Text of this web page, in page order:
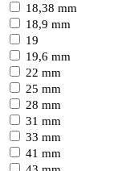
18,38 mm
18,9 mm
19
19,6 mm
22 mm
25 mm
28 mm
31 mm
33 mm
41 mm